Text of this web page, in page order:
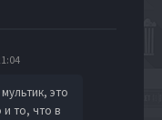
это
и то, что в